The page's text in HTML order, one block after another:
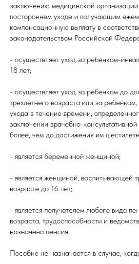
заключению медицинской
постороннем уходе и получающим
компенсационную выплату в
законодательством Российской
- осуществляет уход за ребенком-
18 лет;
- осуществляет уход за ребенком до
трехлетнего возраста или за
ухода в течение времени,
заключении врачебно-
более, чем до достижения им
- является беременной женщиной;
- является женщиной, воспитывающей
возрасте до 16 лет;
- является получателем любого вида
возраста, трудоспособности и
назначена пенсия.
Пособие не назначается в случае,